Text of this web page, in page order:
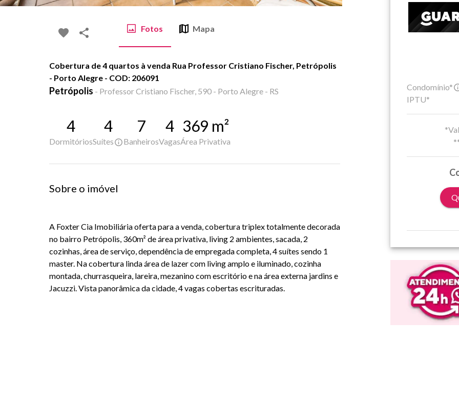
Fotos Mapa
Cobertura de 4 quartos à venda Rua Professor Cristiano Fischer, Petrópolis
- Porto Alegre - COD: 206091
Petrópolis - Professor Cristiano Fischer, 590 - Porto Alegre - RS
4
Dormitórios
4
Suítes
7
Banheiros
4
Vagas
369 m²
Área Privativa
Sobre o imóvel
A Foxter Cia Imobiliária oferta para a venda, cobertura triplex totalmente decorada
no bairro Petrópolis, 360m² de área privativa, living 2 ambientes, sacada, 2
cozinhas, área de serviço, dependência de empregada completa, 4 suítes sendo 1
master. Na cobertura linda área de lazer com living amplo e iluminado, cozinha
montada, churrasqueira, lareira, mezanino com escritório e na área externa jardins e
Jacuzzi. Vista panorâmica da cidade, 4 vagas cobertas escrituradas.
Condomínio*
IPTU*